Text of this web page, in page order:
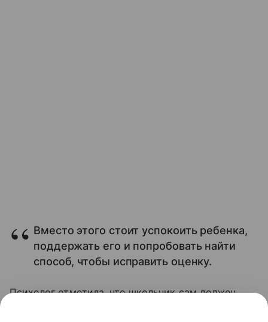
Вместо этого стоит успокоить ребенка,
поддержать его и попробовать найти
способ, чтобы исправить оценку.
Психолог отметила, что школьник сам должен